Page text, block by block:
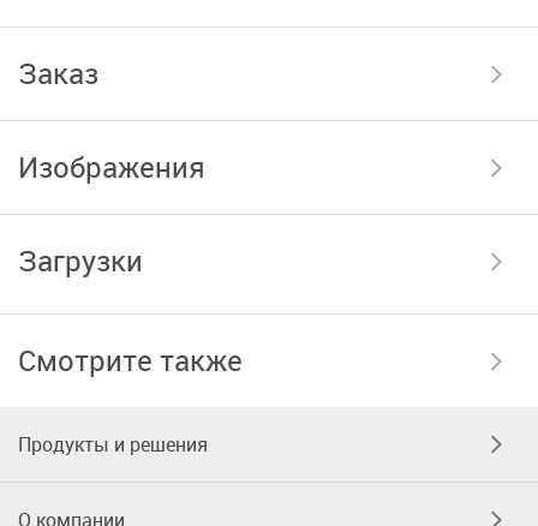
Заказ
Изображения
Загрузки
Смотрите также
Продукты и решения
О компании